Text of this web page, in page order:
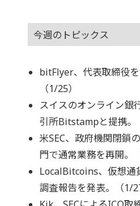
今週のトピックス
bitFlyer、代表取締役を
（1/25）
スイスのオンライン銀
引所Bitstampと提携。
米SEC、政府機関閉鎖
門で通常業務を再開。
LocalBitcoins、仮想通
調査報告を発表。（1/27